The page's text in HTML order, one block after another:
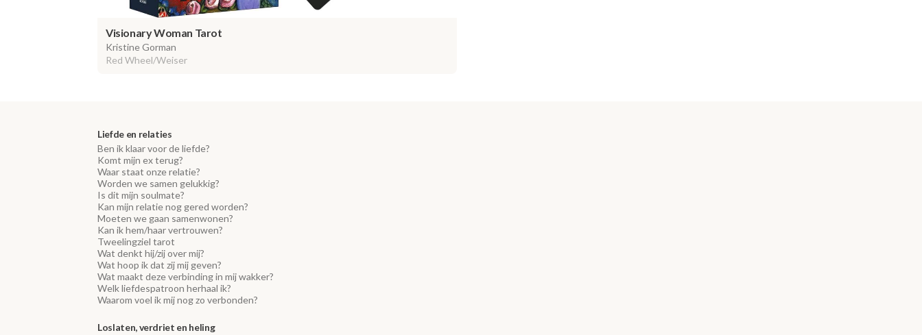
Visionary Woman Tarot
Kristine Gorman
Red Wheel/Weiser
Liefde en relaties
Ben ik klaar voor de liefde?
Komt mijn ex terug?
Waar staat onze relatie?
Worden we samen gelukkig?
Is dit mijn soulmate?
Kan mijn relatie nog gered worden?
Moeten we gaan samenwonen?
Kan ik hem/haar vertrouwen?
Tweelingziel tarot
Wat denkt hij/zij over mij?
Wat hoop ik dat zij mij geven?
Wat maakt deze verbinding in mij wakker?
Welk liefdespatroon herhaal ik?
Waarom voel ik mij nog zo verbonden?
Loslaten, verdriet en heling